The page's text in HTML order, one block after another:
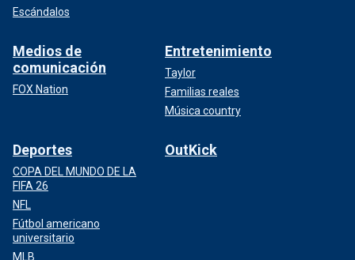
Escándalos
Medios de
comunicación
FOX Nation
Entretenimiento
Taylor
Familias reales
Música country
Deportes
COPA DEL MUNDO DE LA
FIFA 26
NFL
Fútbol americano
universitario
MLB
OutKick